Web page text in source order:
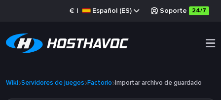
€ | Español (ES) Soporte 24/7
Wiki Servidores de juegos Factorio Importar archivo de guardado